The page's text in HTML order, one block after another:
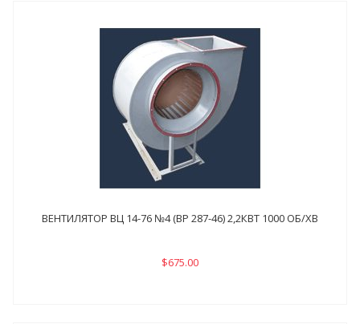
ВЕНТИЛЯТОР ВЦ 14-76 №4 (ВР 287-46) 2,2КВТ 1000 ОБ/ХВ
$675.00